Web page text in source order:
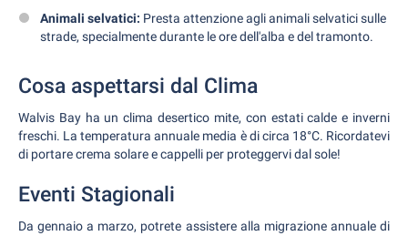
Animali selvatici: Presta attenzione agli animali selvatici sulle
strade, specialmente durante le ore dell'alba e del tramonto.
Cosa aspettarsi dal Clima
Walvis Bay ha un clima desertico mite, con estati calde e inverni
freschi. La temperatura annuale media è di circa 18°C. Ricordatevi
di portare crema solare e cappelli per proteggervi dal sole!
Eventi Stagionali
Da gennaio a marzo, potrete assistere alla migrazione annuale di